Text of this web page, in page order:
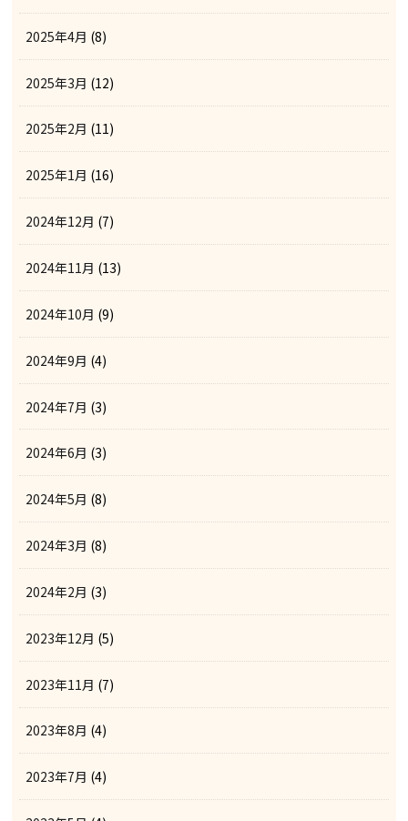
2025年4月 (8)
2025年3月 (12)
2025年2月 (11)
2025年1月 (16)
2024年12月 (7)
2024年11月 (13)
2024年10月 (9)
2024年9月 (4)
2024年7月 (3)
2024年6月 (3)
2024年5月 (8)
2024年3月 (8)
2024年2月 (3)
2023年12月 (5)
2023年11月 (7)
2023年8月 (4)
2023年7月 (4)